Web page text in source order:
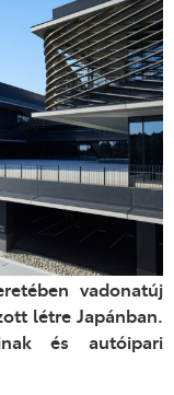
vadonatúj
létre Japánban.
és autóipari